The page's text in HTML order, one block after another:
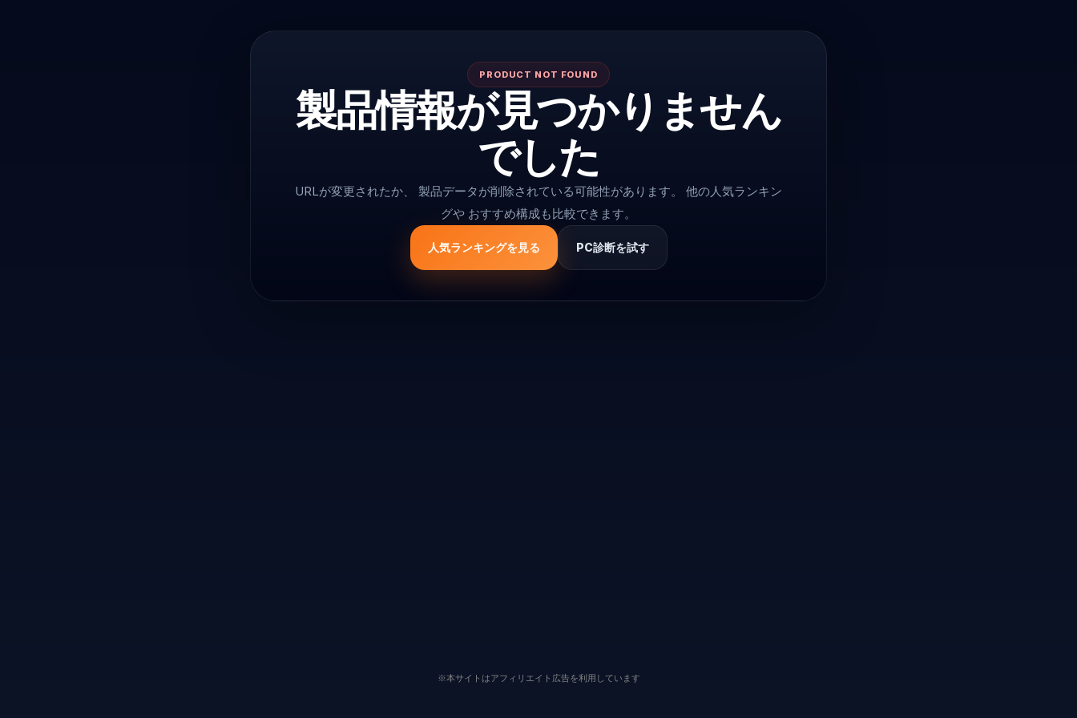
PRODUCT NOT FOUND
製品情報が見つかりません
でした
URLが変更されたか、 製品データが削除されている可能性があります。 他の人気ランキン
グや おすすめ構成も比較できます。
人気ランキングを見る PC診断を試す
※本サイトはアフィリエイト広告を利用しています